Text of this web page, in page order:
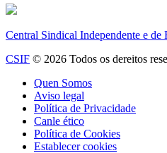
Central Sindical Independente e de
CSIF © 2026 Todos os dereitos
Quen Somos
Aviso legal
Política de Privacidade
Canle ético
Política de Cookies
Establecer cookies